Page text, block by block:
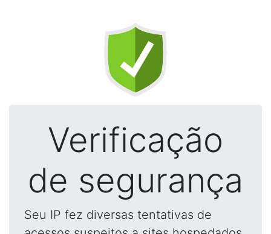
Verificação
de segurança
Seu IP fez diversas tentativas de